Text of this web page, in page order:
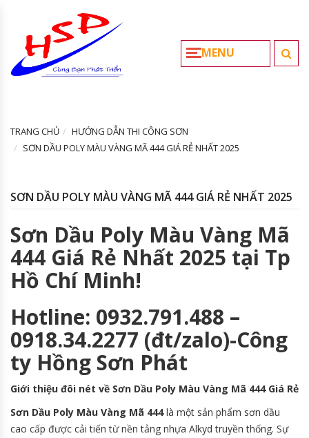
MENU
TRANG CHỦ
HƯỚNG DẪN THI CÔNG SƠN
SƠN DẦU POLY MÀU VÀNG MÃ 444 GIÁ RẺ NHẤT 2025
SƠN DẦU POLY MÀU VÀNG MÃ 444 GIÁ RẺ NHẤT 2025
Sơn Dầu Poly Màu Vàng Mã
444 Giá Rẻ Nhất 2025 tại Tp
Hồ Chí Minh!
Hotline: 0932.791.488 –
0918.34.2277 (đt/zalo)-Công
ty Hồng Sơn Phát
Giới thiệu đôi nét về Sơn Dầu Poly Màu Vàng Mã 444 Giá Rẻ
Sơn Dầu Poly Màu Vàng Mã 444là một sản phẩm sơn dầu
cao cấp được cải tiến từ nền tảng nhựa Alkyd truyền thống. Sự